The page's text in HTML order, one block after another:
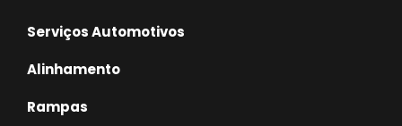
Serviços Automotivos
Alinhamento
Rampas